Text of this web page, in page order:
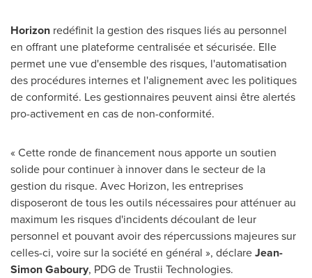
Horizon redéfinit la gestion des risques liés au personnel
en offrant une plateforme centralisée et sécurisée. Elle
permet une vue d'ensemble des risques, l'automatisation
des procédures internes et l'alignement avec les politiques
de conformité. Les gestionnaires peuvent ainsi être alertés
pro-activement en cas de non-conformité.
« Cette ronde de financement nous apporte un soutien
solide pour continuer à innover dans le secteur de la
gestion du risque. Avec Horizon, les entreprises
disposeront de tous les outils nécessaires pour atténuer au
maximum les risques d'incidents découlant de leur
personnel et pouvant avoir des répercussions majeures sur
celles-ci, voire sur la société en général », déclareJean-
Simon Gaboury, PDG de Trustii Technologies.